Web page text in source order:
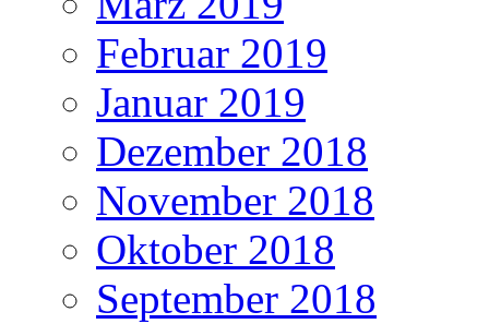
Februar 2019
Januar 2019
Dezember 2018
November 2018
Oktober 2018
September 2018